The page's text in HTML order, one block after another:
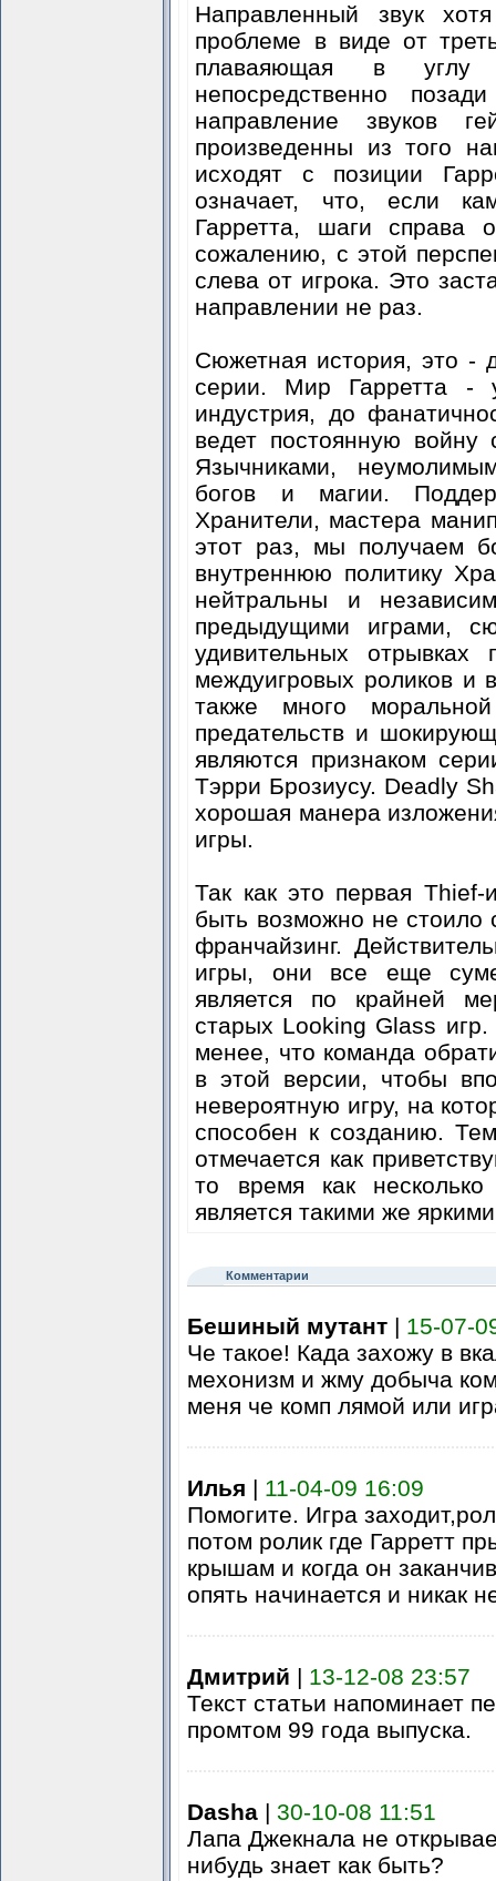
Направленный звук
проблеме в виде от
плаваяющая в углу
непосредственно
направление звуков
произведенны из того
исходят с позиции
означает, что, если
Гарретта, шаги справа
сожалению, с этой
слева от игрока. Это
направлении не раз.
Сюжетная история, это -
серии. Мир Гарретта -
индустрия, до
ведет постоянную войну
Язычниками,
богов и магии.
Хранители, мастера
этот раз, мы получаем
внутреннюю политику
нейтральны и
предыдущими играми,
удивительных отрывках
междуигровых роликов и
также много
предательств и
являются признаком
Тэрри Брозиусу. Deadly
хорошая манера
игры.
Так как это первая
быть возможно не стоило
франчайзинг.
игры, они все еще
является по крайней
старых Looking Glass
менее, что команда
в этой версии, чтобы
невероятную игру, на
способен к созданию.
отмечается как
то время как
является такими же
Комментарии
Бешиный мутант| 15-07-
Че такое! Када захожу в
мехонизм и жму добыча
меня че комп лямой или
Илья | 11-04-09 16:09
Помогите. Игра
потом ролик где Гарретт
крышам и когда он
опять начинается и никак
Дмитрий | 13-12-08 23:57
Текст статьи напоминает
промтом 99 года выпуска.
Dasha| 30-10-08 11:51
Лапа Джекнала не
нибудь знает как быть?